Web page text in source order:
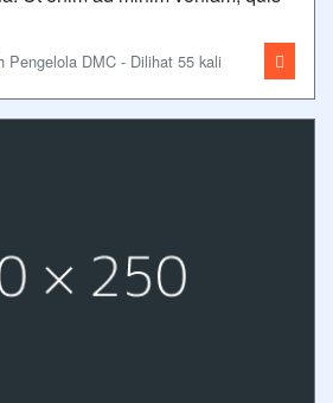
Pengelola DMC - Dilihat 55 kali